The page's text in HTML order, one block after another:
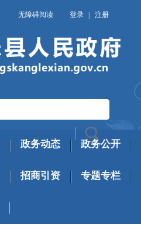
无障碍阅读 登录 | 注册
政务动态 政务公开
招商引资 专题专栏